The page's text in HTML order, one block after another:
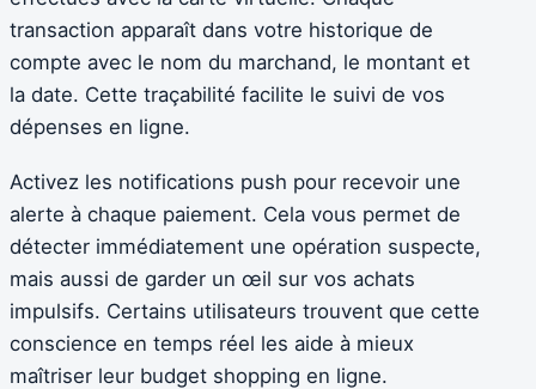
transaction apparaît dans votre historique de
compte avec le nom du marchand, le montant et
la date. Cette traçabilité facilite le suivi de vos
dépenses en ligne.
Activez les notifications push pour recevoir une
alerte à chaque paiement. Cela vous permet de
détecter immédiatement une opération suspecte,
mais aussi de garder un œil sur vos achats
impulsifs. Certains utilisateurs trouvent que cette
conscience en temps réel les aide à mieux
maîtriser leur budget shopping en ligne.